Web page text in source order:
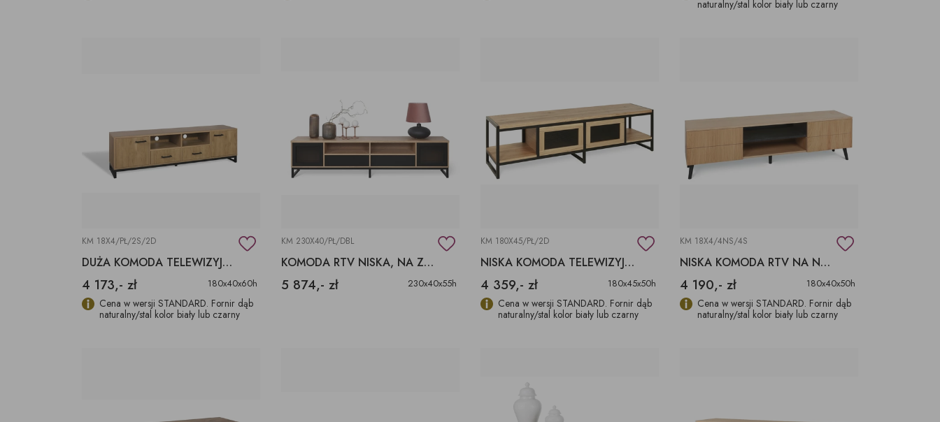
naturalny/stal kolor biały lub czarny
KM 18X4/PŁ/2S/2D
DUŻA KOMODA TELEWIZYJNA
4 173,- zł 180x40x60h
Cena w wersji STANDARD. Fornir dąb
naturalny/stal kolor biały lub czarny
KM 230X40/PŁ/DBL
KOMODA RTV NISKA, NA ZAMÓWIENIE
5 874,- zł 230x40x55h
KM 180X45/PŁ/2D
NISKA KOMODA TELEWIZYJNA
4 359,- zł 180x45x50h
Cena w wersji STANDARD. Fornir dąb
naturalny/stal kolor biały lub czarny
KM 18X4/4NS/4S
NISKA KOMODA RTV NA NÓŻKACH
4 190,- zł 180x40x50h
Cena w wersji STANDARD. Fornir dąb
naturalny/stal kolor biały lub czarny